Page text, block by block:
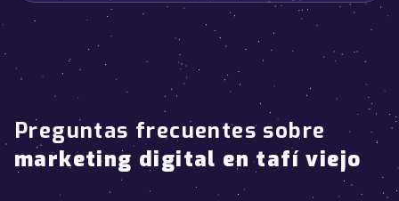
Preguntas frecuentes sobre
marketing digital en tafí viejo